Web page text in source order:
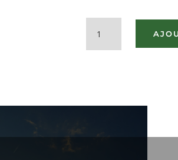
FEU
FH/FM